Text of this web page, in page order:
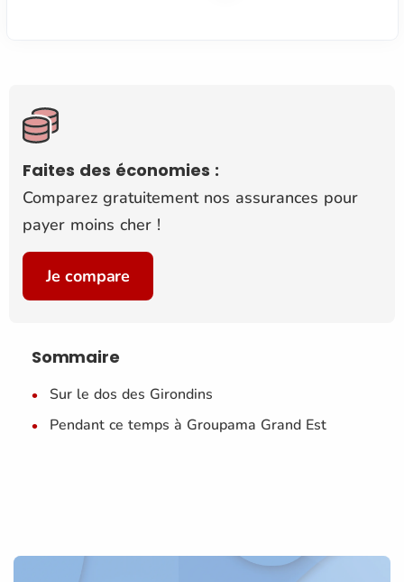
Faites des économies :
Comparez gratuitement nos assurances pour
payer moins cher !
Je compare
Sommaire
Sur le dos des Girondins
Pendant ce temps à Groupama Grand Est